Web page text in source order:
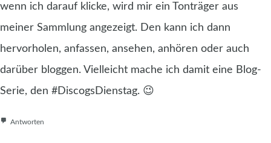
wenn ich darauf klicke, wird mir ein Tonträger aus
meiner Sammlung angezeigt. Den kann ich dann
hervorholen, anfassen, ansehen, anhören oder auch
darüber bloggen. Vielleicht mache ich damit eine Blog-
Serie, den #DiscogsDienstag. 😉
Antworten